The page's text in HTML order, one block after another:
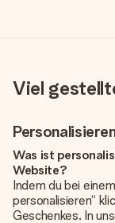
Viel
Was ist
Website?
Indem du bei
personalisieren“
Geschenkes. In